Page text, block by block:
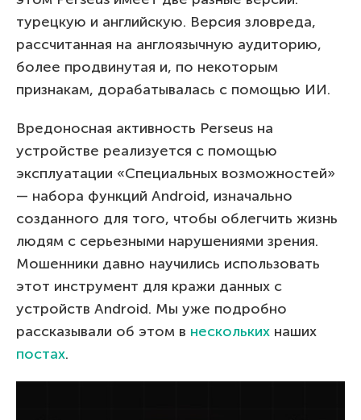
турецкую и английскую. Версия зловреда,
рассчитанная на англоязычную аудиторию,
более продвинутая и, по некоторым
признакам, дорабатывалась с помощью ИИ.
Вредоносная активность Perseus на
устройстве реализуется с помощью
эксплуатации «Специальных возможностей»
— набора функций Android, изначально
созданного для того, чтобы облегчить жизнь
людям с серьезными нарушениями зрения.
Мошенники давно научились использовать
этот инструмент для кражи данных с
устройств Android. Мы уже подробно
рассказывали об этом в нескольких наших
постах.